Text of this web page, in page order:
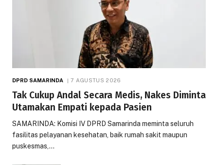
DPRD SAMARINDA 7 AGUSTUS 2026
Tak Cukup Andal Secara Medis, Nakes Diminta
Utamakan Empati kepada Pasien
SAMARINDA: Komisi IV DPRD Samarinda meminta seluruh
fasilitas pelayanan kesehatan, baik rumah sakit maupun
puskesmas,…